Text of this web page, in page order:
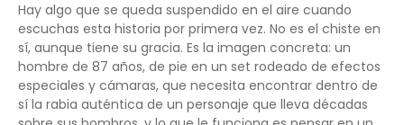
Hay algo que se queda suspendido en el aire cuando
escuchas esta historia por primera vez. No es el chiste en
sí, aunque tiene su gracia. Es la imagen concreta: un
hombre de 87 años, de pie en un set rodeado de efectos
especiales y cámaras, que necesita encontrar dentro de
sí la rabia auténtica de un personaje que lleva décadas